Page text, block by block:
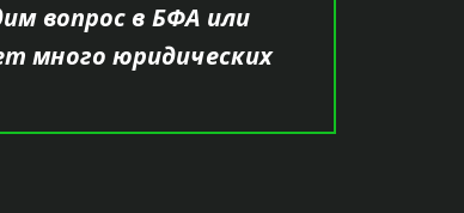
вопрос в БФА или
много юридических